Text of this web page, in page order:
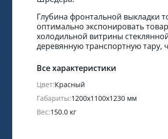
Глубина фронтальной выкладки
оптимально экспонировать
холодильной витрины
деревянную транспортную тару,
Все характеристики
Цвет:Красный
Габариты:1200х1100х1230 мм
Вес:150.0 кг